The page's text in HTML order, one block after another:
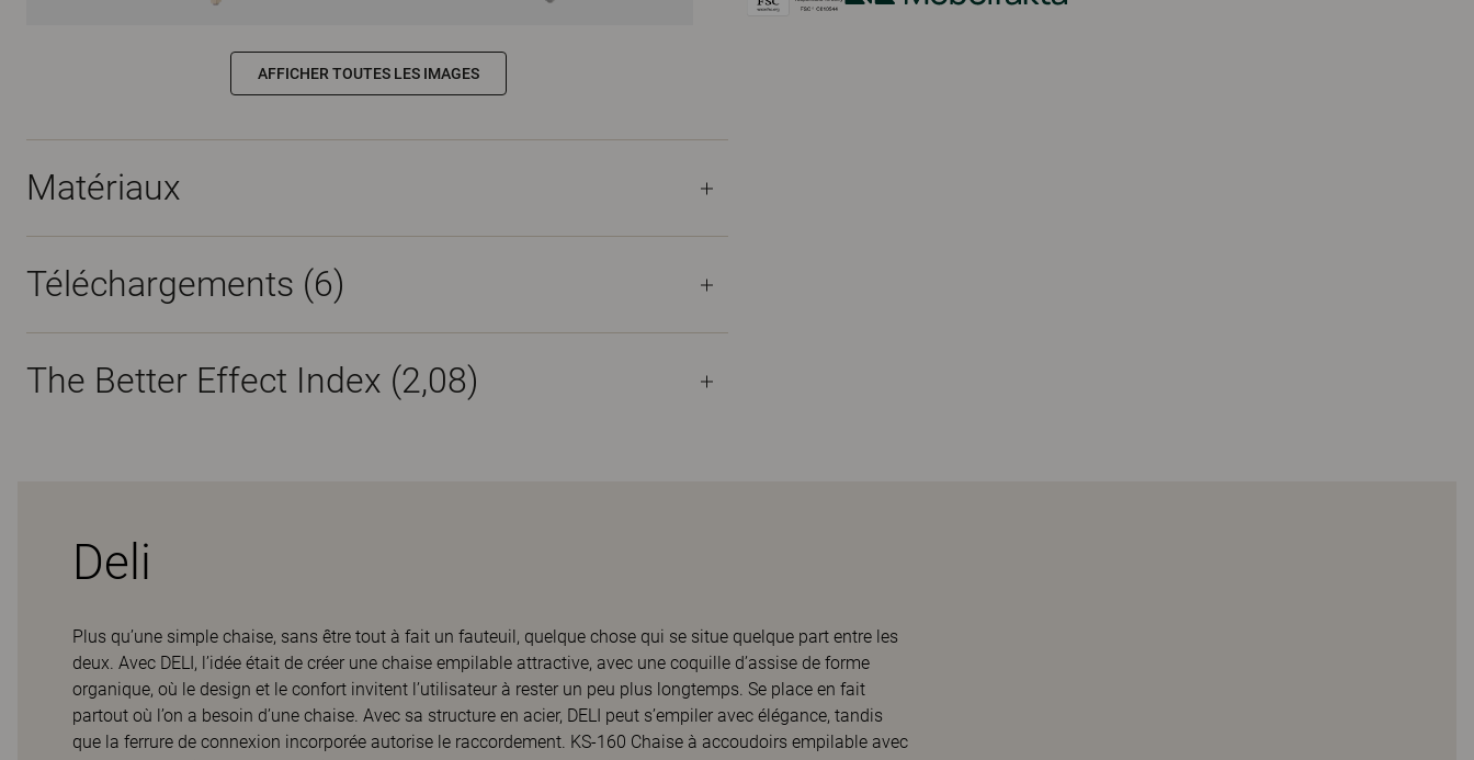
AFFICHER TOUTES LES IMAGES
Matériaux
Téléchargements (6)
The Better Effect Index (2,08)
Deli
Plus qu’une simple chaise, sans être tout à fait un fauteuil, quelque chose qui se situe quelque part entre les
deux. Avec DELI, l’idée était de créer une chaise empilable attractive, avec une coquille d’assise de forme
organique, où le design et le confort invitent l’utilisateur à rester un peu plus longtemps. Se place en fait
partout où l’on a besoin d’une chaise. Avec sa structure en acier, DELI peut s’empiler avec élégance, tandis
que la ferrure de connexion incorporée autorise le raccordement. KS-160 Chaise à accoudoirs empilable avec